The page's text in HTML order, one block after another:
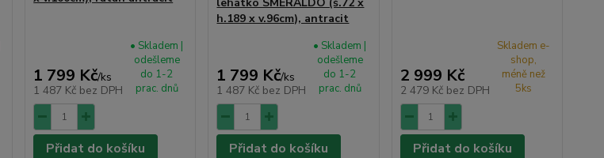
1 799 Kč/ks
1 487 Kč bez DPH
• Skladem |
odešleme
do 1-2
prac. dnů
Přidat do košíku
h.189 x v.96cm), antracit
1 799 Kč/ks
1 487 Kč bez DPH
• Skladem |
odešleme
do 1-2
prac. dnů
Přidat do košíku
2 999 Kč
2 479 Kč bez DPH
Skladem e-
shop,
méně než
5ks
Přidat do košíku